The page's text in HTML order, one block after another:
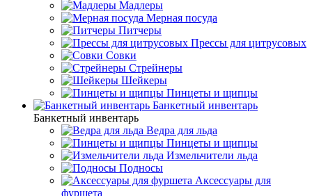
Мадлеры
Мерная посуда
Питчеры
Прессы для цитрусовых
Совки
Стрейнеры
Шейкеры
Пинцеты и щипцы
Банкетный инвентарь
Банкетный инвентарь
Ведра для льда
Пинцеты и щипцы
Измельчители льда
Подносы
Аксессуары для
фуршета